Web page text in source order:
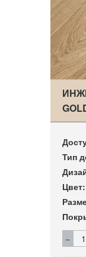
Тип
Цвет: